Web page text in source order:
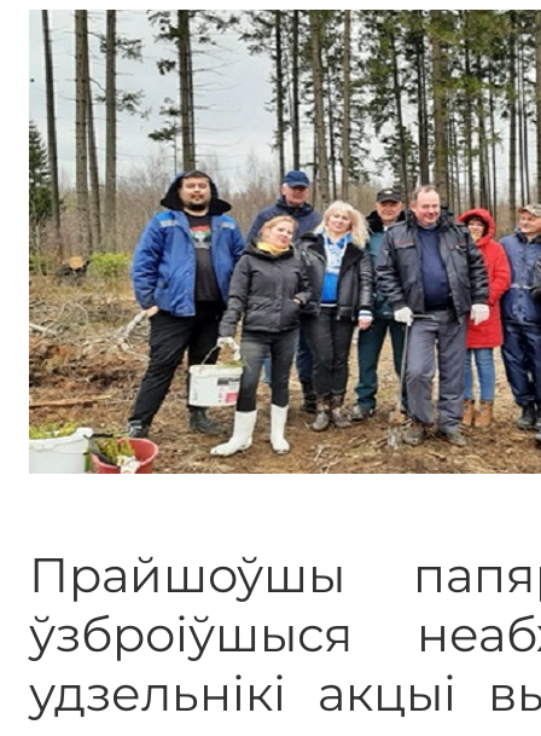
Прайшоўшы
ўзброіўшыся
удзельнікі акцыі